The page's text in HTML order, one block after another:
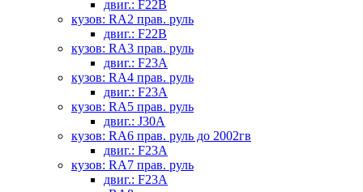
двиг.: F22B
кузов: RA2 прав. руль
двиг.: F22B
кузов: RA3 прав. руль
двиг.: F23A
кузов: RA4 прав. руль
двиг.: F23A
кузов: RA5 прав. руль
двиг.: J30A
кузов: RA6 прав. руль до 2002гв
двиг.: F23A
кузов: RA7 прав. руль
двиг.: F23A